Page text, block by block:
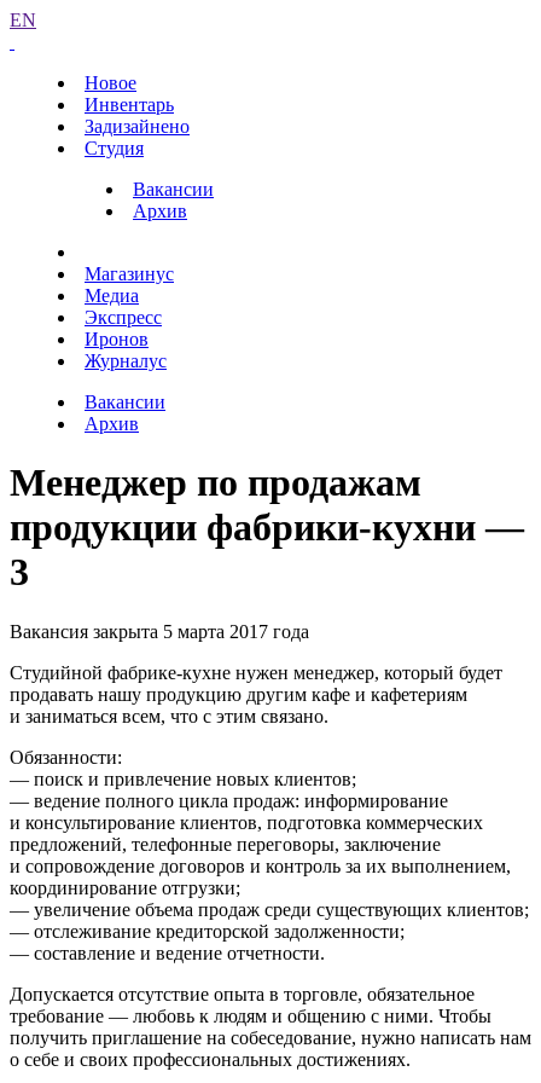
EN
Новое
Инвентарь
Задизайнено
Студия
Вакансии
Архив
Магазинус
Медиа
Экспресс
Иронов
Журналус
Вакансии
Архив
Менеджер по продажам
продукции фабрики-кухни —
3
Вакансия закрыта 5 марта 2017 года
Студийной фабрике-кухне нужен менеджер, который будет
продавать нашу продукцию другим кафе и кафетериям
и заниматься всем, что с этим связано.
Обязанности:
— поиск и привлечение новых клиентов;
— ведение полного цикла продаж: информирование
и консультирование клиентов, подготовка коммерческих
предложений, телефонные переговоры, заключение
и сопровождение договоров и контроль за их выполнением,
координирование отгрузки;
— увеличение объема продаж среди существующих клиентов;
— отслеживание кредиторской задолженности;
— составление и ведение отчетности.
Допускается отсутствие опыта в торговле, обязательное
требование — любовь к людям и общению с ними. Чтобы
получить приглашение на собеседование, нужно написать нам
о себе и своих профессиональных достижениях.